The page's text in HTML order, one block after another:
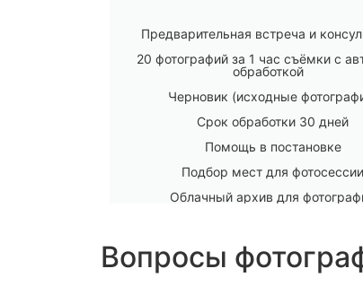
Предварительная встреча и
20 фотографий за 1 час съёмки с
обработкой
Черновик (исходные
Срок обработки 30 дней
Помощь в постановке
Подбор мест для фотосессии
Облачный архив для
Вопросы